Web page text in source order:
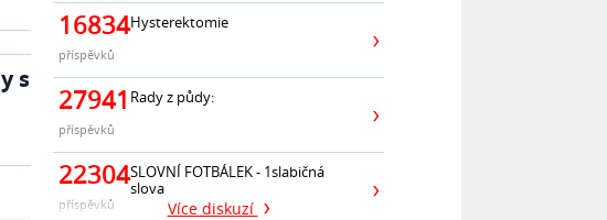
s
16834
příspěvků
Hysterektomie
27941
příspěvků
Rady z půdy:
22304
příspěvků
SLOVNÍ FOTBÁLEK - 1slabičná
slova
Více diskuzí